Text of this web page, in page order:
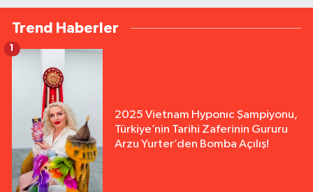
Trend Haberler
2025 Vietnam Hyponıc Şampiyonu,
Türkiye’nin Tarihi Zaferinin Gururu
Arzu Yurter’den Bomba Açılış!
1